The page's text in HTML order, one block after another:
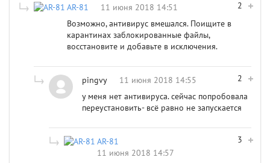
2
AR-81
11 июня 2018 14:51
Возможно, антивирус вмешался. Поищите в
карантинах заблокированные файлы,
восстановите и добавьте в исключения.
2
pingvy
11 июня 2018 14:55
у меня нет антивируса. сейчас попробовала
переустановить- всё равно не запускается
3
AR-81
11 июня 2018 14:57